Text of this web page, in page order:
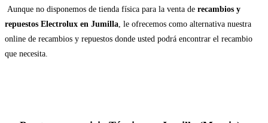
Aunque no disponemos de tienda física para la venta de recambios y
repuestos Electrolux en Jumilla, le ofrecemos como alternativa nuestra
online de recambios y repuestos donde usted podrá encontrar el recambio
que necesita.